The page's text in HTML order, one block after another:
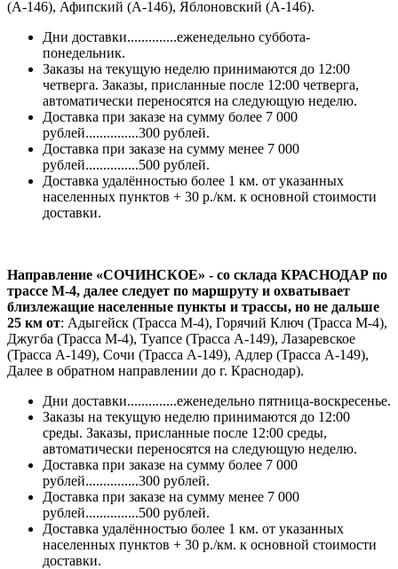
(А-146), Афипский (А-146), Яблоновский (А-146).
Дни доставки..............еженедельно суббота-
понедельник.
Заказы на текущую неделю принимаются до 12:00
четверга. Заказы, присланные после 12:00 четверга,
автоматически переносятся на следующую неделю.
Доставка при заказе на сумму более 7 000
рублей...............300 рублей.
Доставка при заказе на сумму менее 7 000
рублей...............500 рублей.
Доставка удалённостью более 1 км. от указанных
населенных пунктов + 30 р./км. к основной стоимости
доставки.
Направление «СОЧИНСКОЕ» - со склада КРАСНОДАР по
трассе М-4, далее следует по маршруту и охватывает
близлежащие населенные пункты и трассы, но не дальше
25 км от: Адыгейск (Трасса М-4), Горячий Ключ (Трасса М-4),
Джугба (Трасса М-4), Туапсе (Трасса А-149), Лазаревское
(Трасса А-149), Сочи (Трасса А-149), Адлер (Трасса А-149),
Далее в обратном направлении до г. Краснодар).
Дни доставки..............еженедельно пятница-воскресенье.
Заказы на текущую неделю принимаются до 12:00
среды. Заказы, присланные после 12:00 среды,
автоматически переносятся на следующую неделю.
Доставка при заказе на сумму более 7 000
рублей...............300 рублей.
Доставка при заказе на сумму менее 7 000
рублей...............500 рублей.
Доставка удалённостью более 1 км. от указанных
населенных пунктов + 30 р./км. к основной стоимости
доставки.